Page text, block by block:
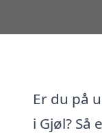
Er du på
i Gjøl?